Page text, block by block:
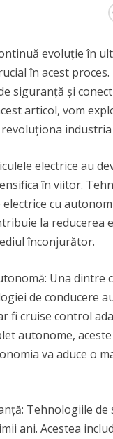
evoluție în
în acest
siguranță și
articol, vom
electrice au
în viitor.
cu
la reducerea
înconjurător.
Una
de conducere
fi cruise control
autonome,
va aduce o
Tehnologiile
ani. Acestea